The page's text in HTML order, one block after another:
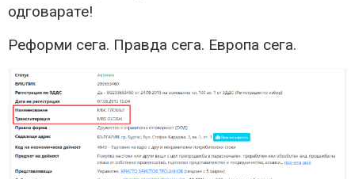
одговарате!
Реформи сега. Правда сега. Европа сега.